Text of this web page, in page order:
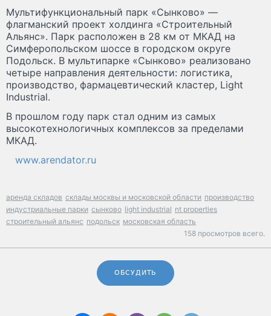
Мультифункциональный парк «Сынково» —
флагманский проект холдинга «Строительный
Альянс». Парк расположен в 28 км от МКАД на
Симферопольском шоссе в городском округе
Подольск. В мультипарке «Сынково» реализовано
четыре направления деятельности: логистика,
производство, фармацевтический кластер, Light
Industrial.
В прошлом году парк стал одним из самых
высокотехнологичных комплексов за пределами
МКАД.
www.arendator.ru
аренда складов склады москвы и московской области производство
индустриальные парки сынково light industrial nt properties
строительный альянс подольск московская область
158 просмотров всего.
ОБСУДИТЬ